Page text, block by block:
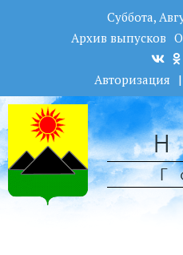
Суббота,
Архив выпусков
Авторизация |